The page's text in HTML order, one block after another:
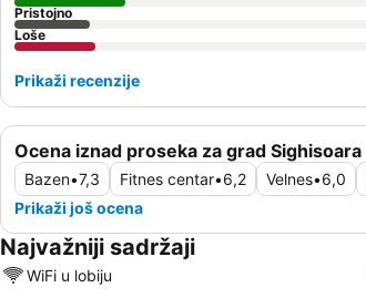
Ocena iznad proseka za grad Sighisoara
Bazen•7,3 Fitnes centar•6,2 Velnes•6,0
Prikaži još ocena
Pristojno
Loše
Prikaži recenzije
Najvažniji sadržaji
WiFi u lobiju